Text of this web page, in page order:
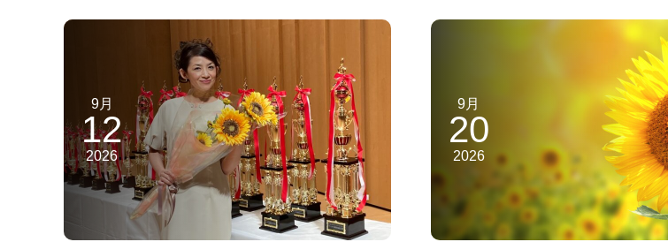
9月
12
2026
9月
20
2026